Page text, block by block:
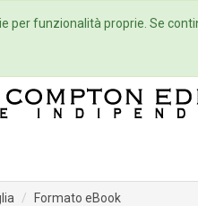
Eventi
Formato eBook
per funzionalità proprie. Se